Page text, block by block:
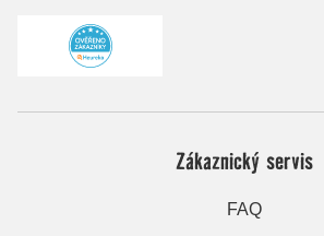
Zákaznický servis
FAQ